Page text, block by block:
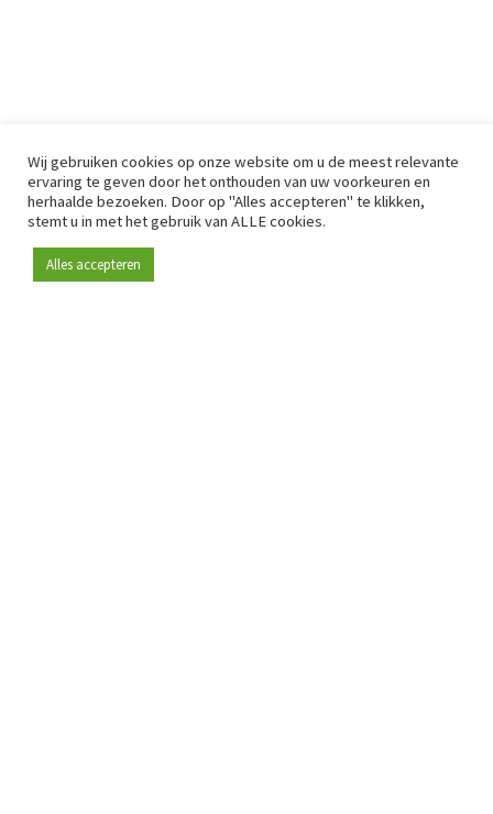
Wij gebruiken cookies op onze website om u de meest relevante
ervaring te geven door het onthouden van uw voorkeuren en
herhaalde bezoeken. Door op "Alles accepteren" te klikken,
stemt u in met het gebruik van ALLE cookies.
Alles accepteren